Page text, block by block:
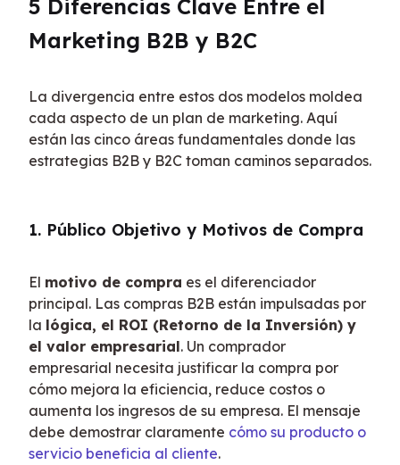
5 Diferencias Clave Entre el
Marketing B2B y B2C
La divergencia entre estos dos modelos moldea
cada aspecto de un plan de marketing. Aquí
están las cinco áreas fundamentales donde las
estrategias B2B y B2C toman caminos separados.
1. Público Objetivo y Motivos de Compra
El motivo de compra es el diferenciador
principal. Las compras B2B están impulsadas por
la lógica, el ROI (Retorno de la Inversión) y
el valor empresarial. Un comprador
empresarial necesita justificar la compra por
cómo mejora la eficiencia, reduce costos o
aumenta los ingresos de su empresa. El mensaje
debe demostrar claramente cómo su producto o
servicio beneficia al cliente.